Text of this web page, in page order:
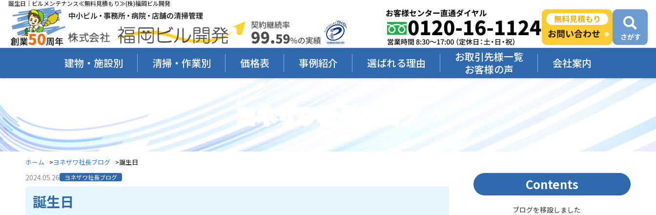
誕生日｜ビルメンテナンス≪無料見積もり≫(株)福岡ビル開発
建物・施設別 清掃・作業別 価格表 事例紹介 選ばれる理由
お取引先様一覧
お客様の声
会社案内
ヨネザワ社長ブログ
ホーム ヨネザワ社長ブログ 誕生日
2024.05.26 ヨネザワ社長ブログ
誕生日
Contents
ブログを移設しました